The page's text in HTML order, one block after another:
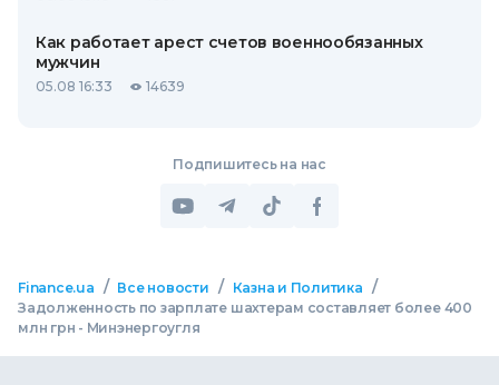
Как работает арест счетов военнообязанных
мужчин
05.08 16:33 14639
Подпишитесь на нас
Finance.ua / Все новости / Казна и Политика /
Задолженность по зарплате шахтерам составляет более 400
млн грн - Минэнергоугля